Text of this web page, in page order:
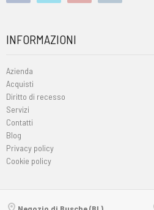
INFORMAZIONI
Azienda
Acquisti
Diritto di recesso
Servizi
Contatti
Blog
Privacy policy
Cookie policy